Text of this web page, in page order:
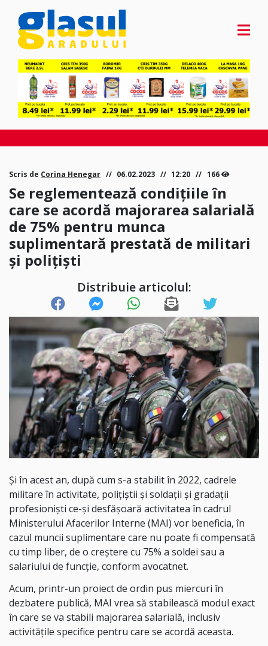
Scris de Corina Henegar 06.02.2023 12:20 166
Se reglementează condițiile în
care se acordă majorarea salarială
de 75% pentru munca
suplimentară prestată de militari
și polițiști
Distribuie articolul:
Și în acest an, după cum s-a stabilit în 2022, cadrele
militare în activitate, poliţiştii şi soldaţii şi gradaţii
profesionişti ce-și desfășoară activitatea în cadrul
Ministerului Afacerilor Interne (MAI) vor beneficia, în
cazul muncii suplimentare care nu poate fi compensată
cu timp liber, de o creștere cu 75% a soldei sau a
salariului de funcţie, conform avocatnet.
Acum, printr-un proiect de ordin pus miercuri în
dezbatere publică, MAI vrea să stabilească modul exact
în care se va stabili majorarea salarială, inclusiv
activitățile specifice pentru care se acordă aceasta.